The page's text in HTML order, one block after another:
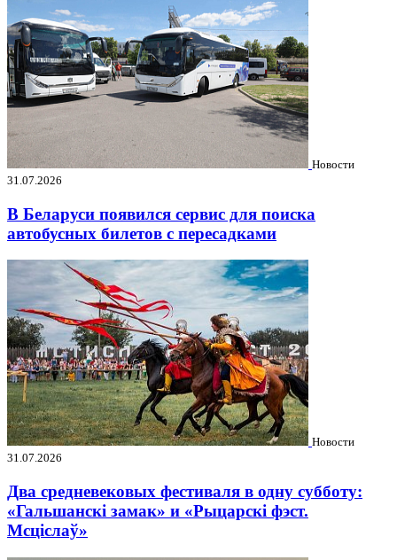
Новости
31.07.2026
В Беларуси появился сервис для поиска
автобусных билетов с пересадками
Новости
31.07.2026
Два средневековых фестиваля в одну субботу:
«Гальшанскі замак» и «Рыцарскі фэст.
Мсціслаў»